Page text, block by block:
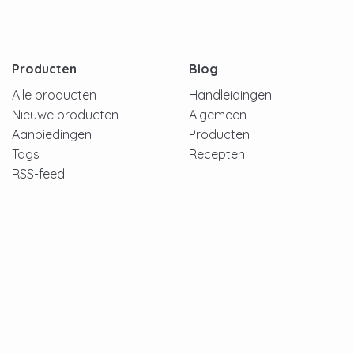
Producten
Alle producten
Nieuwe producten
Aanbiedingen
Tags
RSS-feed
Blog
Handleidingen
Algemeen
Producten
Recepten